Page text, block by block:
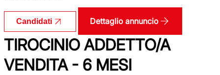
Candidati Dettaglio annuncio
TIROCINIO ADDETTO/A
VENDITA - 6 MESI